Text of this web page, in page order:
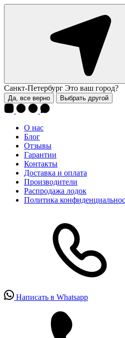
Санкт-Петербург Это ваш город?
Да, все верно Выбрать другой
О нас
Блог
Отзывы
Гарантии
Контакты
Доставка и оплата
Производители
Распродажа лодок
Политика
Написать в Whatsapp